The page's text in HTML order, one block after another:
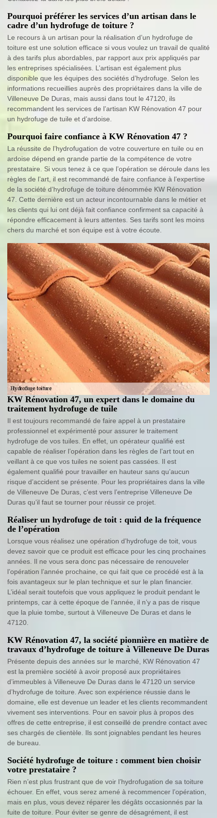
Pourquoi préférer les services d’un artisan dans le
cadre d’un hydrofuge de toiture ?
Le recours à un artisan pour la réalisation d’un hydrofuge de
toiture est une solution efficace si vous voulez un travail de qualité
à des tarifs plus abordables, par rapport aux prix appliqués par
les entreprises spécialisées. L’artisan est également plus
disponible que les équipes des sociétés d’hydrofuge. Selon les
informations recueillies auprès des propriétaires dans la ville de
Villeneuve De Duras, mais aussi dans tout le 47120, ils
recommandent les services de l’artisan KW Rénovation 47 pour
un hydrofuge de tuile et d’ardoise.
Pourquoi faire confiance à KW Rénovation 47 ?
La réussite de l’hydrofugation de votre couverture en tuile ou en
ardoise dépend en grande partie de la compétence de votre
prestataire. Si vous tenez à ce que l’opération se déroule dans les
règles de l’art, il est recommandé de faire confiance à l’expertise
de la société d’hydrofuge de toiture dénommée KW Rénovation
47. Cette dernière est un acteur incontournable dans le métier et
les clients qui lui ont déjà fait confiance confirment sa capacité à
répondre efficacement à leurs attentes. Ses tarifs sont les moins
chers du marché et son équipe est à votre écoute.
KW Rénovation 47, un expert dans le domaine du
traitement hydrofuge de tuile
Il est toujours recommandé de faire appel à un prestataire
professionnel et expérimenté pour assurer le traitement
hydrofuge de vos tuiles. En effet, un opérateur qualifié est
capable de réaliser l’opération dans les règles de l’art tout en
veillant à ce que vos tuiles ne soient pas cassées. Il est
également qualifié pour travailler en hauteur sans qu’aucun
risque d’accident se présente. Pour les propriétaires dans la ville
de Villeneuve De Duras, c’est vers l’entreprise Villeneuve De
Duras qu’il faut se tourner pour réussir ce projet.
Réaliser un hydrofuge de toit : quid de la fréquence
de l’opération
Lorsque vous réalisez une opération d’hydrofuge de toit, vous
devez savoir que ce produit est efficace pour les cinq prochaines
années. Il ne vous sera donc pas nécessaire de renouveler
l’opération l’année prochaine, ce qui fait que ce procédé est à la
fois avantageux sur le plan technique et sur le plan financier.
L’idéal serait toutefois que vous appliquez le produit pendant le
printemps, car à cette époque de l’année, il n’y a pas de risque
que la pluie tombe, surtout à Villeneuve De Duras et dans le
47120.
KW Rénovation 47, la société pionnière en matière de
travaux d’hydrofuge de toiture à Villeneuve De Duras
Présente depuis des années sur le marché, KW Rénovation 47
est la première société à avoir proposé aux propriétaires
d’immeubles à Villeneuve De Duras dans le 47120 un service
d’hydrofuge de toiture. Avec son expérience réussie dans le
domaine, elle est devenue un leader et les clients recommandent
vivement ses interventions. Pour en savoir plus à propos des
offres de cette entreprise, il est conseillé de prendre contact avec
ses chargés de clientèle. Ils sont joignables pendant les heures
de bureau.
Société hydrofuge de toiture : comment bien choisir
votre prestataire ?
Rien n’est plus frustrant que de voir l’hydrofugation de sa toiture
échouer. En effet, vous serez amené à recommencer l’opération,
mais en plus, vous devez réparer les dégâts occasionnés par la
fuite de toiture. Pour éviter se genre de désagrément, il est